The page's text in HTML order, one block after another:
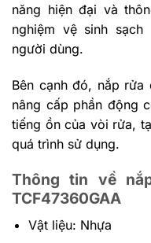
năng hiện đại và
nghiệm vệ sinh
người dùng.
Bên cạnh đó, nắp rửa
nâng cấp phần động
tiếng ồn của vòi rửa,
quá trình sử dụng.
Thông tin về
TCF47360GAA
Vật liệu: Nhựa